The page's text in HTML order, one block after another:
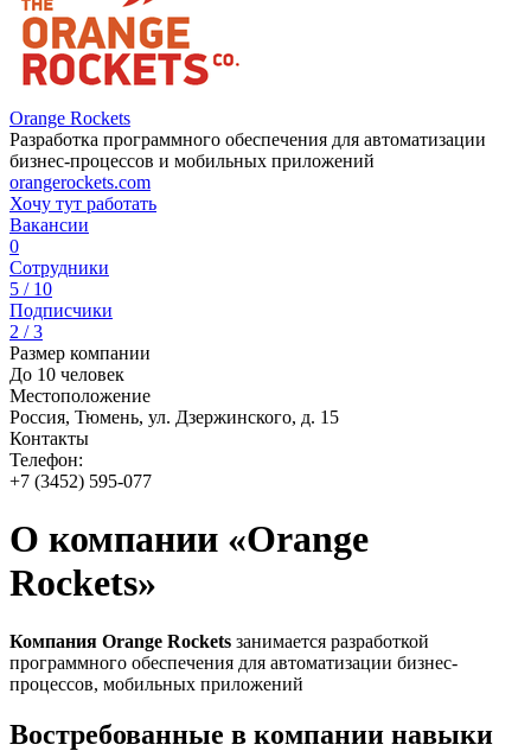
Orange Rockets
Разработка программного обеспечения для автоматизации
бизнес-процессов и мобильных приложений
orangerockets.com
Хочу тут работать
Вакансии
0
Сотрудники
5 / 10
Подписчики
2 / 3
Размер компании
До 10 человек
Местоположение
Россия, Тюмень, ул. Дзержинского, д. 15
Контакты
Телефон:
+7 (3452) 595-077
О компании «Orange
Rockets»
Компания Orange Rockets занимается разработкой
программного обеспечения для автоматизации бизнес-
процессов, мобильных приложений
Востребованные в компании навыки